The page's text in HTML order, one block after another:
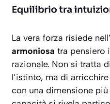
Equilibrio tra
La vera forza risiede nell’
armoniosa tra pensiero
razionale. Non si tratta
l’istinto, ma di
con una dimensione